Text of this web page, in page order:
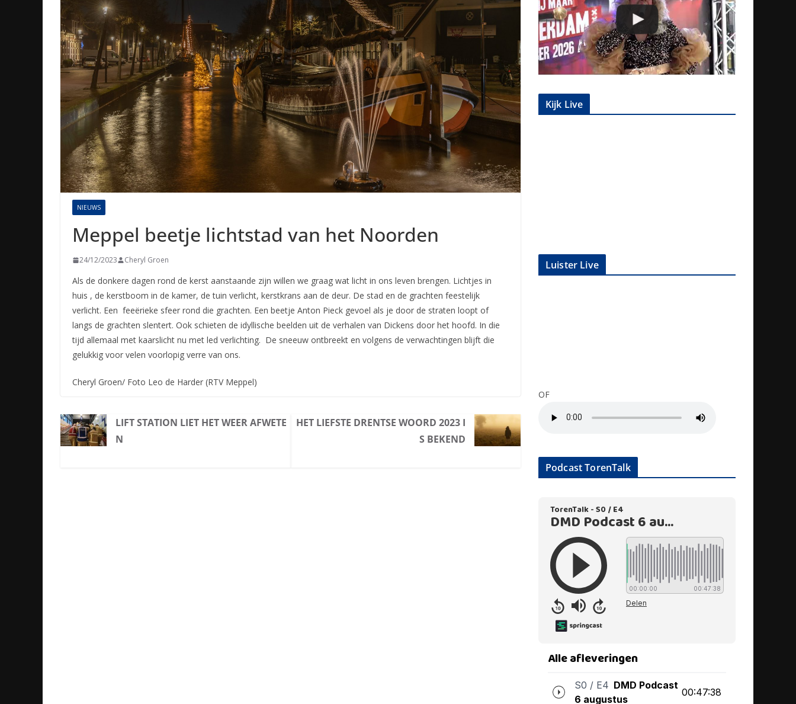
NIEUWS
Meppel beetje lichtstad van het Noorden
24/12/2023 Cheryl Groen
Als de donkere dagen rond de kerst aanstaande zijn willen we graag wat licht in ons leven brengen. Lichtjes in
huis , de kerstboom in de kamer, de tuin verlicht, kerstkrans aan de deur. De stad en de grachten feestelijk
verlicht. Een feeërieke sfeer rond die grachten. Een beetje Anton Pieck gevoel als je door de straten loopt of
langs de grachten slentert. Ook schieten de idyllische beelden uit de verhalen van Dickens door het hoofd. In die
tijd allemaal met kaarslicht nu met led verlichting. De sneeuw ontbreekt en volgens de verwachtingen blijft die
gelukkig voor velen voorlopig verre van ons.
Cheryl Groen/ Foto Leo de Harder (RTV Meppel)
LIFT STATION LIET HET WEER AFWETE
N
HET LIEFSTE DRENTSE WOORD 2023 I
S BEKEND
Kijk Live
Luister Live
OF
Podcast TorenTalk